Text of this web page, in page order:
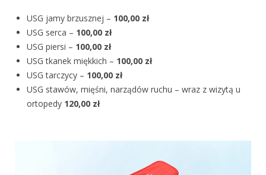
USG jamy brzusznej – 100,00 zł
USG serca – 100,00 zł
USG piersi – 100,00 zł
USG tkanek miękkich – 100,00 zł
USG tarczycy – 100,00 zł
USG stawów, mięśni, narządów ruchu – wraz z wizytą u
ortopedy 120,00 zł